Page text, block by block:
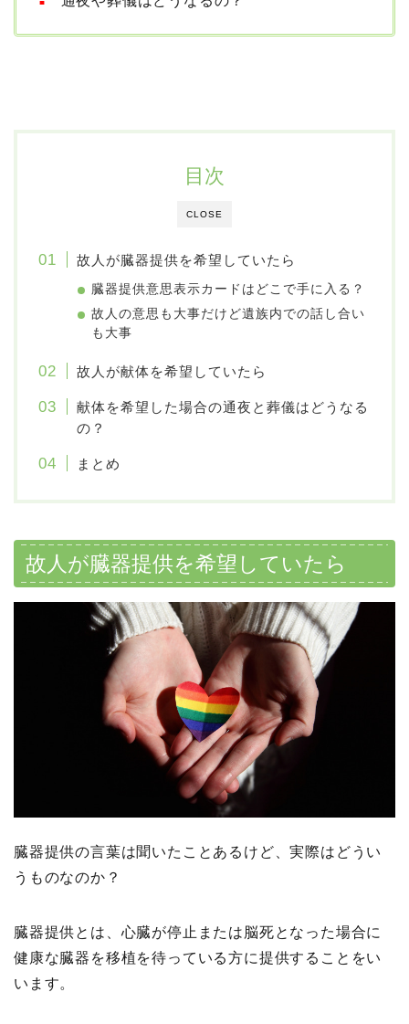
■
CLOSE
目次
故人が臓器提供を希望していたら
臓器提供意思表示カードはどこで手に入る？
故人の意思も大事だけど遺族内での話し合い
も大事
故人が献体を希望していたら
献体を希望した場合の通夜と葬儀はどうなる
の？
まとめ
故人が臓器提供を希望していたら
臓器提供の言葉は聞いたことあるけど、実際はどうい
うものなのか？
臓器提供とは、心臓が停止または脳死となった場合に
健康な臓器を移植を待っている方に提供することをい
います。